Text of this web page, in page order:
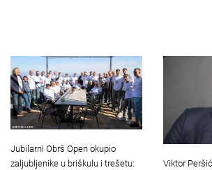
Jubilarni Obrš Open okupio
zaljubljenike u briškulu i trešetu:
Viktor